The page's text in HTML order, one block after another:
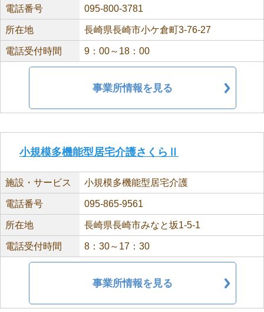
電話番号 095-800-3781
所在地 長崎県長崎市小ケ倉町3-76-27
電話受付時間 9：00～18：00
事業所情報を見る
小規模多機能型居宅介護さくらⅡ
施設・サービス 小規模多機能型居宅介護
電話番号 095-865-9561
所在地 長崎県長崎市みなと坂1-5-1
電話受付時間 8：30～17：30
事業所情報を見る